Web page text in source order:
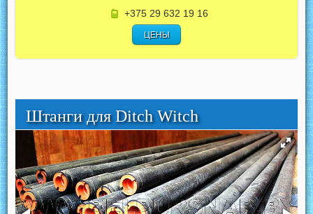
+375 29 632 19 16
ЦЕНЫ
Штанги для Ditch Witch